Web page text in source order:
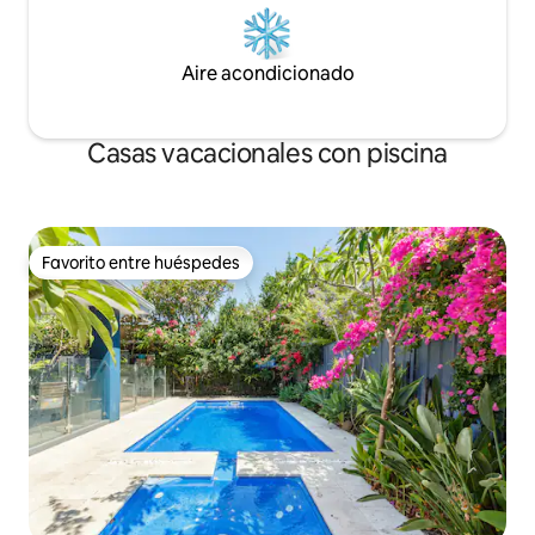
Aire acondicionado
Casas vacacionales con piscina
Favorito entre huéspedes
Favorito entre huéspedes